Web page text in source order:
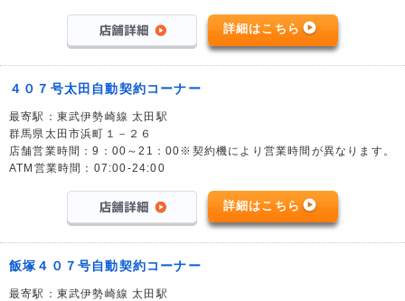
詳細はこちら
４０７号太田自動契約コーナー
最寄駅：東武伊勢崎線 太田駅
群馬県太田市浜町１－２６
店舗営業時間：9：00～21：00※契約機により営業時間が異なります。
ATM営業時間：07:00-24:00
詳細はこちら
飯塚４０７号自動契約コーナー
最寄駅：東武伊勢崎線 太田駅